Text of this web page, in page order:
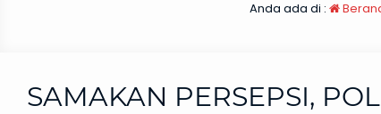
Anda ada di :
SAMAKAN PERSEPSI,